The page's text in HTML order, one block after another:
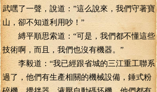
武嘿了一聲，說道：”這么說來，我們守著寶
山，卻不知道利用吵！”
縛平順思索道：“可是，我們都不懂這些
技術啊，而且，我們也沒有機器。”
李毅道：“我已經跟省城的三江重工聯系
過了，他們有生產相關的機械設備，錘式粉